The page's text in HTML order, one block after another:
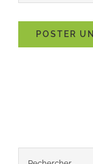
Rechercher: